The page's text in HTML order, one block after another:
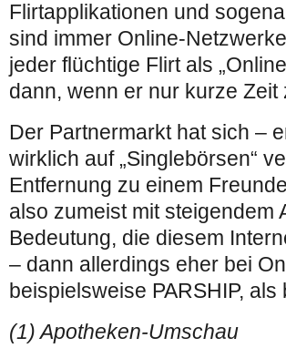
Flirtapplikationen und
sind immer Online-
jeder flüchtige Flirt als
dann, wenn er nur kurze
Der Partnermarkt hat sich –
wirklich auf „Singlebörsen“
Entfernung zu einem
also zumeist mit steigendem
Bedeutung, die diesem
– dann allerdings eher bei
beispielsweise PARSHIP,
(1) Apotheken-Umschau